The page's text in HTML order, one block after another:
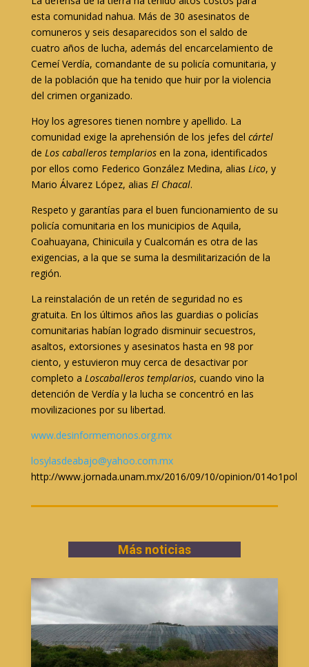
esta comunidad nahua. Más de 30 asesinatos de
comuneros y seis desaparecidos son el saldo de
cuatro años de lucha, además del encarcelamiento de
Cemeí Verdía, comandante de su policía comunitaria, y
de la población que ha tenido que huir por la violencia
del crimen organizado.
Hoy los agresores tienen nombre y apellido. La
comunidad exige la aprehensión de los jefes del cártel
de Los caballeros templarios en la zona, identificados
por ellos como Federico González Medina, alias Lico, y
Mario Álvarez López, alias El Chacal.
Respeto y garantías para el buen funcionamiento de su
policía comunitaria en los municipios de Aquila,
Coahuayana, Chinicuila y Cualcomán es otra de las
exigencias, a la que se suma la desmilitarización de la
región.
La reinstalación de un retén de seguridad no es
gratuita. En los últimos años las guardias o policías
comunitarias habían logrado disminuir secuestros,
asaltos, extorsiones y asesinatos hasta en 98 por
ciento, y estuvieron muy cerca de desactivar por
completo a Loscaballeros templarios, cuando vino la
detención de Verdía y la lucha se concentró en las
movilizaciones por su libertad.
www.desinformemonos.org.mx
losylasdeabajo@yahoo.com.mx
http://www.jornada.unam.mx/2016/09/10/opinion/014o1pol
Más noticias